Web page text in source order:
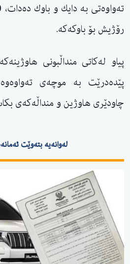
رۆژیش بۆ باوكەكە.
پێدەدرێت بە موچەی
چاودێری هاوژین و منداڵەكەی
لەوانەیە بتەوێت